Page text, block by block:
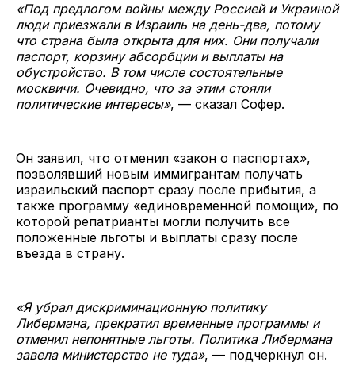
«Под предлогом войны между Россией и Украиной
люди приезжали в Израиль на день-два, потому
что страна была открыта для них. Они получали
паспорт, корзину абсорбции и выплаты на
обустройство. В том числе состоятельные
москвичи. Очевидно, что за этим стояли
политические интересы», — сказал Софер.
Он заявил, что отменил «закон о паспортах»,
позволявший новым иммигрантам получать
израильский паспорт сразу после прибытия, а
также программу «единовременной помощи», по
которой репатрианты могли получить все
положенные льготы и выплаты сразу после
въезда в страну.
«Я убрал дискриминационную политику
Либермана, прекратил временные программы и
отменил непонятные льготы. Политика Либермана
завела министерство не туда», — подчеркнул он.